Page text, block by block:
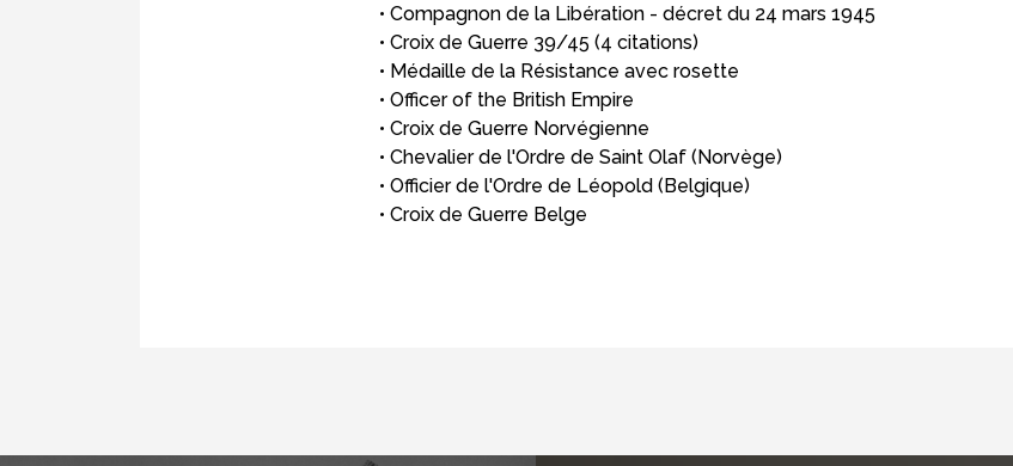
• Compagnon de la Libération - décret du 24 mars 1945
• Croix de Guerre 39/45 (4 citations)
• Médaille de la Résistance avec rosette
• Officer of the British Empire
• Croix de Guerre Norvégienne
• Chevalier de l'Ordre de Saint Olaf (Norvège)
• Officier de l'Ordre de Léopold (Belgique)
• Croix de Guerre Belge